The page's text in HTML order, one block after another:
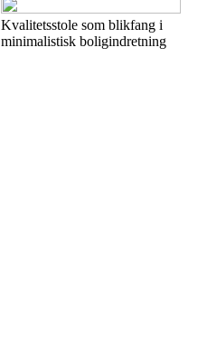
Kvalitetsstole som blikfang i
minimalistisk boligindretning